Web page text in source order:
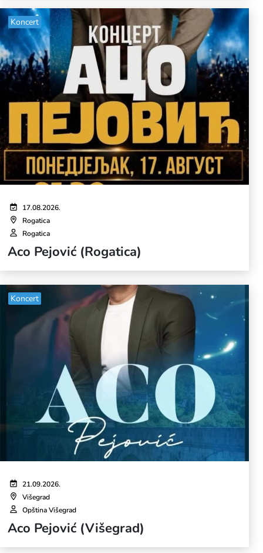
Koncert
17.08.2026.
Rogatica
Rogatica
Aco Pejović (Rogatica)
Koncert
21.09.2026.
Višegrad
Opština Višegrad
Aco Pejović (Višegrad)